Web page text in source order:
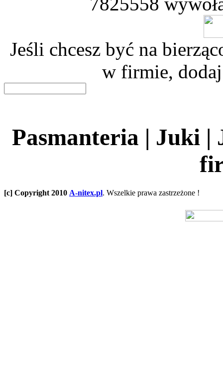
Jeśli chcesz być na
w firmie,
Pasmanteria | Juki |
[c] Copyright 2010 A-nitex.pl. Wszelkie prawa zastrzeżone !